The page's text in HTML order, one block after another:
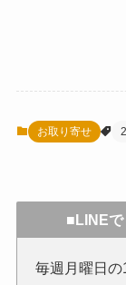
お取り寄せ
■LINEで
毎週月曜日